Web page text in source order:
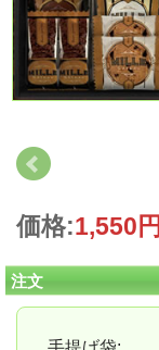
価格:1,550円
注文